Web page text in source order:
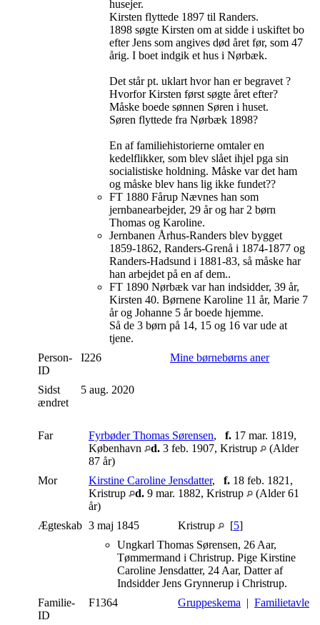
husejer.
Kirsten flyttede 1897 til Randers.
1898 søgte Kirsten om at sidde i uskiftet bo
efter Jens som angives død året før, som 47
årig. I boet indgik et hus i Nørbæk.
Det står pt. uklart hvor han er begravet ?
Hvorfor Kirsten først søgte året efter?
Måske boede sønnen Søren i huset.
Søren flyttede fra Nørbæk 1898?
En af familiehistorierne omtaler en
kedelflikker, som blev slået ihjel pga sin
socialistiske holdning. Måske var det ham
og måske blev hans lig ikke fundet??
FT 1880 Fårup Nævnes han som
jernbanearbejder, 29 år og har 2 børn
Thomas og Karoline.
Jernbanen Århus-Randers blev bygget
1859-1862, Randers-Grenå i 1874-1877 og
Randers-Hadsund i 1881-83, så måske har
han arbejdet på en af dem..
FT 1890 Nørbæk var han indsidder, 39 år,
Kirsten 40. Børnene Karoline 11 år, Marie 7
år og Johanne 5 år boede hjemme.
Så de 3 børn på 14, 15 og 16 var ude at
tjene.
Person-
ID
I226 Mine børnebørns aner
Sidst
ændret
5 aug. 2020
Far Fyrbøder Thomas Sørensen, f. 17 mar. 1819,
København
d. 3 feb. 1907, Kristrup
(Alder
87 år)
Mor
Kirstine Caroline Jensdatter, f. 18 feb. 1821,
Kristrup
d. 9 mar. 1882, Kristrup
(Alder 61
år)
Ægteskab 3 maj 1845 Kristrup [5]
Ungkarl Thomas Sørensen, 26 Aar,
Tømmermand i Christrup. Pige Kirstine
Caroline Jensdatter, 24 Aar, Datter af
Indsidder Jens Grynnerup i Christrup.
Familie-
ID
F1364 Gruppeskema | Familietavle